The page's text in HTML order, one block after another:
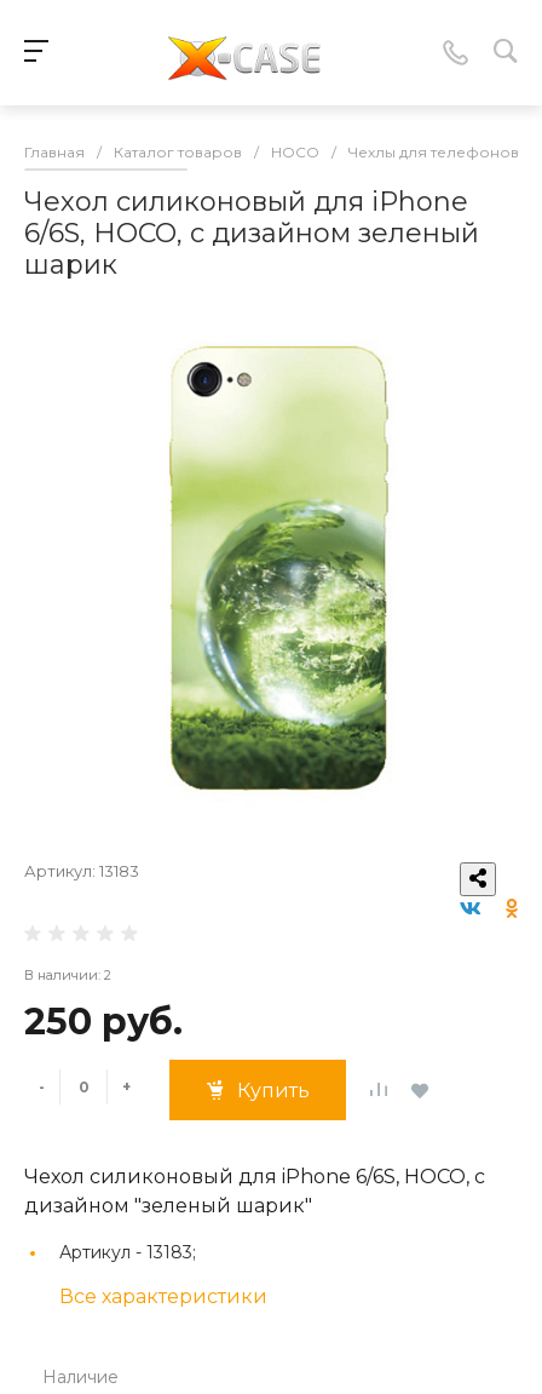
Главная / Каталог товаров / HOCO / Чехлы для телефонов
Чехол силиконовый для iPhone
6/6S, HOCO, с дизайном зеленый
шарик
Артикул: 13183
В наличии: 2
250 руб.
- + Купить
Чехол силиконовый для iPhone 6/6S, HOCO, с
дизайном "зеленый шарик"
Артикул - 13183;
Все характеристики
Наличие